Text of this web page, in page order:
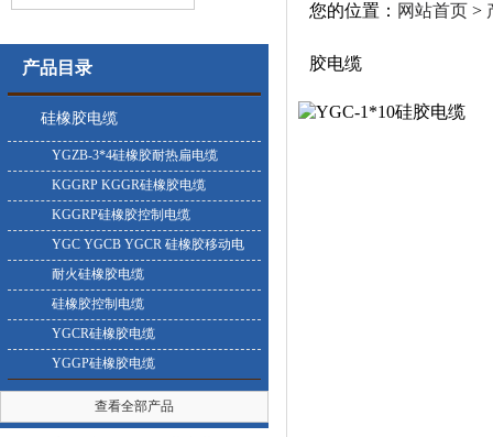
产品目录
硅橡胶电缆
YGZB-3*4硅橡胶耐热扁电缆
KGGRP KGGR硅橡胶电缆
KGGRP硅橡胶控制电缆
YGC YGCB YGCR 硅橡胶移动电
缆
耐火硅橡胶电缆
硅橡胶控制电缆
YGCR硅橡胶电缆
YGGP硅橡胶电缆
查看全部产品
您的位置： 网站首页 >
胶电缆